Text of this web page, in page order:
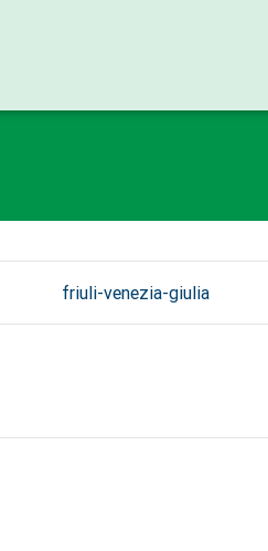
friuli-venezia-giulia